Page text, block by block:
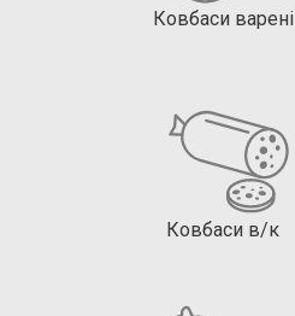
Ковбаси варені
Ковбаси в/к